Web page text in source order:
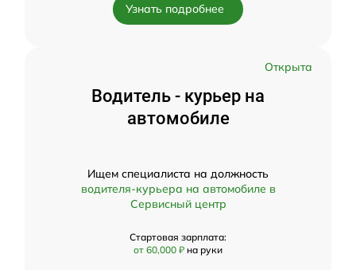
Узнать подробнее
Открыта
Водитель - курьер на
автомобиле
Ищем специалиста на должность
водителя-курьера на автомобиле в
Сервисный центр
Стартовая зарплата:
от 60,000 ₽ на руки